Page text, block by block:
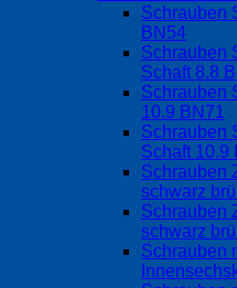
Schrauben
BN54
Schrauben
Schaft 8.8
Schrauben
10.9 BN71
Schrauben
Schaft 10.9
Schrauben
schwarz
Schrauben
schwarz
Schrauben